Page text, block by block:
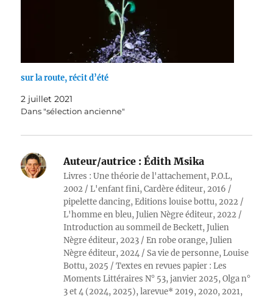
sur la route, récit d’été
2 juillet 2021
Dans "sélection ancienne"
Auteur/autrice : Édith Msika
Livres : Une théorie de l'attachement, P.O.L,
2002 / L'enfant fini, Cardère éditeur, 2016 /
pipelette dancing, Editions louise bottu, 2022 /
L'homme en bleu, Julien Nègre éditeur, 2022 /
Introduction au sommeil de Beckett, Julien
Nègre éditeur, 2023 / En robe orange, Julien
Nègre éditeur, 2024 / Sa vie de personne, Louise
Bottu, 2025 / Textes en revues papier : Les
Moments Littéraires N° 53, janvier 2025, Olga n°
3 et 4 (2024, 2025), larevue* 2019, 2020, 2021,